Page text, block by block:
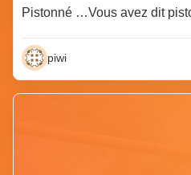
Pistonné …Vous avez dit
piwi